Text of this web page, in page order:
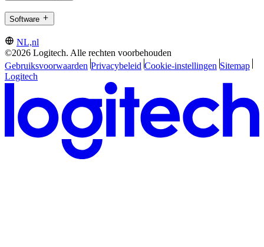
Software
NL,nl
©2026 Logitech. Alle rechten voorbehouden
Gebruiksvoorwaarden Privacybeleid Cookie-instellingen Sitemap
Logitech